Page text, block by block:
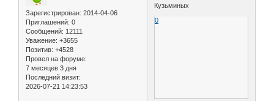
Зарегистрирован: 2014-04-06
Приглашений: 0
Сообщений: 12111
Уважение: +3655
Позитив: +4528
Провел на форуме:
7 месяцев 3 дня
Последний визит:
2026-07-21 14:23:53
Кузьминых
0